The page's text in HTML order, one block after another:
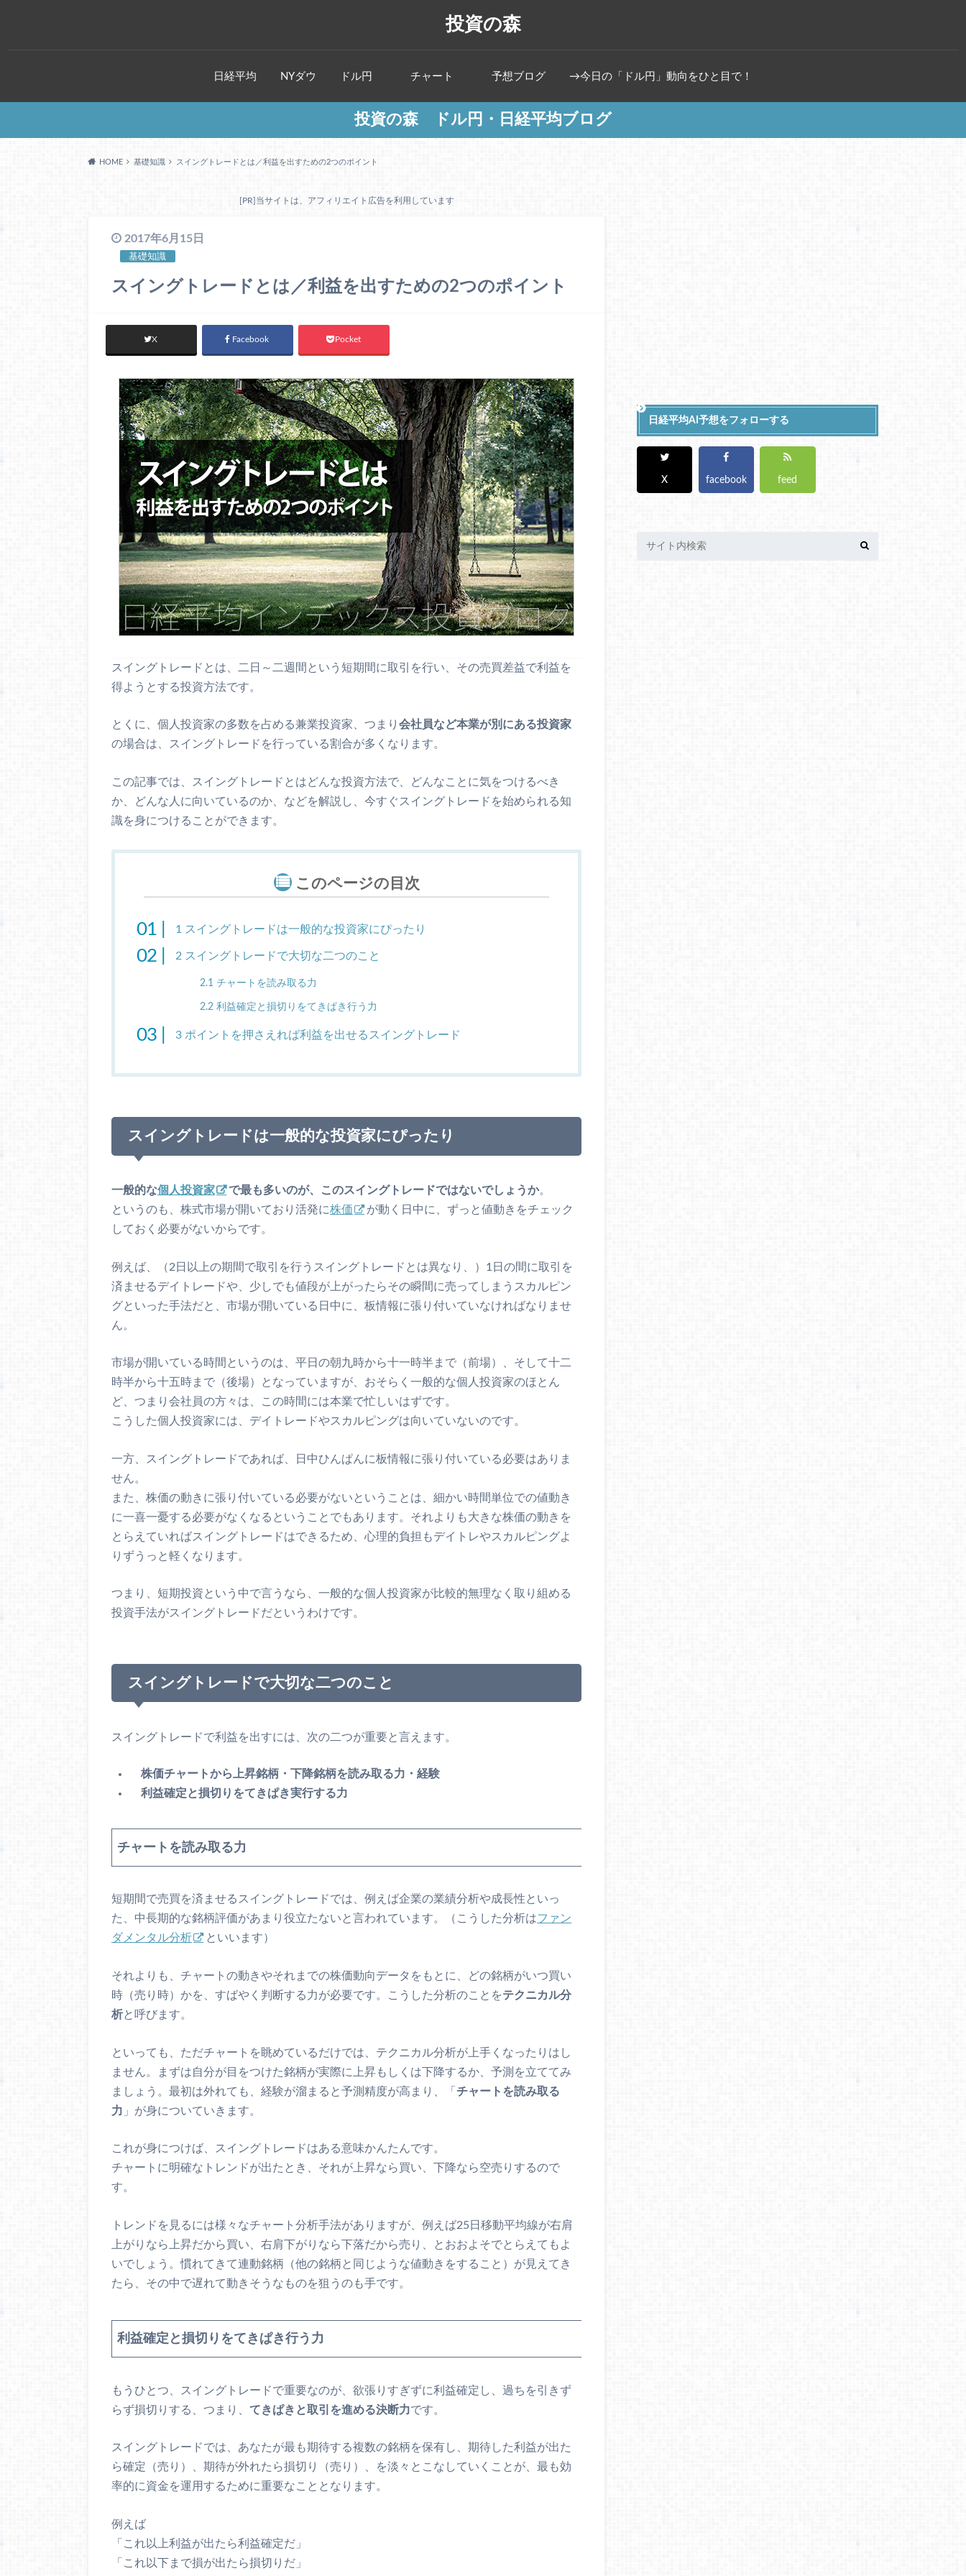
投資の森
日経平均 NYダウ ドル円 チャート 予想ブログ →今日の「ドル円」動向をひと目で！
投資の森 ドル円・日経平均ブログ
HOME 基礎知識 スイングトレードとは／利益を出すための2つのポイント
[PR]当サイトは、アフィリエイト広告を利用しています
2017年6月15日
基礎知識
スイングトレードとは／利益を出すための2つのポイント
X Facebook Pocket
スイングトレードとは、二日～二週間という短期間に取引を行い、その売買差益で利益を
得ようとする投資方法です。
とくに、個人投資家の多数を占める兼業投資家、つまり 会社員など本業が別にある投資家
の場合は、スイングトレードを行っている割合が多くなります。
この記事では、スイングトレードとはどんな投資方法で、どんなことに気をつけるべき
か、どんな人に向いているのか、などを解説し、今すぐスイングトレードを始められる知
識を身につけることができます。
このページの目次
1 スイングトレードは一般的な投資家にぴったり
2 スイングトレードで大切な二つのこと
2.1 チャートを読み取る力
2.2 利益確定と損切りをてきぱき行う力
3 ポイントを押さえれば利益を出せるスイングトレード
スイングトレードは一般的な投資家にぴったり
一般的な個人投資家 で最も多いのが、このスイングトレードではないでしょうか。
というのも、株式市場が開いており活発に株価
が動く日中に、ずっと値動きをチェック
しておく必要がないからです。
例えば、（2日以上の期間で取引を行うスイングトレードとは異なり、）1日の間に取引を
済ませるデイトレードや、少しでも値段が上がったらその瞬間に売ってしまうスカルピン
グといった手法だと、市場が開いている日中に、板情報に張り付いていなければなりませ
ん。
市場が開いている時間というのは、平日の朝九時から十一時半まで（前場）、そして十二
時半から十五時まで（後場）となっていますが、おそらく一般的な個人投資家のほとん
ど、つまり会社員の方々は、この時間には本業で忙しいはずです。
こうした個人投資家には、デイトレードやスカルピングは向いていないのです。
一方、スイングトレードであれば、日中ひんぱんに板情報に張り付いている必要はありま
せん。
また、株価の動きに張り付いている必要がないということは、細かい時間単位での値動き
に一喜一憂する必要がなくなるということでもあります。それよりも大きな株価の動きを
とらえていればスイングトレードはできるため、心理的負担もデイトレやスカルピングよ
りずうっと軽くなります。
つまり、短期投資という中で言うなら、一般的な個人投資家が比較的無理なく取り組める
投資手法がスイングトレードだというわけです。
スイングトレードで大切な二つのこと
スイングトレードで利益を出すには、次の二つが重要と言えます。
株価チャートから上昇銘柄・下降銘柄を読み取る力・経験
利益確定と損切りをてきぱき実行する力
チャートを読み取る力
短期間で売買を済ませるスイングトレードでは、例えば企業の業績分析や成長性といっ
た、中長期的な銘柄評価があまり役立たないと言われています。（こうした分析はファン
ダメンタル分析
といいます）
それよりも、チャートの動きやそれまでの株価動向データをもとに、どの銘柄がいつ買い
時（売り時）かを、すばやく判断する力が必要です。こうした分析のことをテクニカル分
析と呼びます。
といっても、ただチャートを眺めているだけでは、テクニカル分析が上手くなったりはし
ません。まずは自分が目をつけた銘柄が実際に上昇もしくは下降するか、予測を立ててみ
ましょう。最初は外れても、経験が溜まると予測精度が高まり、「 チャートを読み取る
力 」が身についていきます。
これが身につけば、スイングトレードはある意味かんたんです。
チャートに明確なトレンドが出たとき、それが上昇なら買い、下降なら空売りするので
す。
トレンドを見るには様々なチャート分析手法がありますが、例えば25日移動平均線が右肩
上がりなら上昇だから買い、右肩下がりなら下落だから売り、とおおよそでとらえてもよ
いでしょう。慣れてきて連動銘柄（他の銘柄と同じような値動きをすること）が見えてき
たら、その中で遅れて動きそうなものを狙うのも手です。
利益確定と損切りをてきぱき行う力
もうひとつ、スイングトレードで重要なのが、欲張りすぎずに利益確定し、過ちを引きず
らず損切りする、つまり、 てきぱきと取引を進める決断力です。
スイングトレードでは、あなたが最も期待する複数の銘柄を保有し、期待した利益が出た
ら確定（売り）、期待が外れたら損切り（売り）、を淡々とこなしていくことが、最も効
率的に資金を運用するために重要なこととなります。
例えば
「これ以上利益が出たら利益確定だ」
「これ以下まで損が出たら損切りだ」
日経平均AI予想をフォローする
X facebook feed